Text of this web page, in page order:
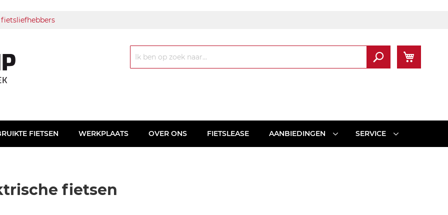
Zoek
FIETSEN WERKPLAATS OVER ONS FIETSLEASE AANBIEDINGEN SERVICE
fietsen